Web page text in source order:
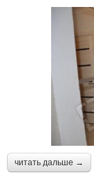
читать дальше →